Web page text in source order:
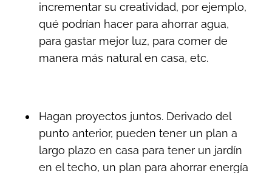
incrementar su creatividad, por ejemplo,
qué podrían hacer para ahorrar agua,
para gastar mejor luz, para comer de
manera más natural en casa, etc.
Hagan proyectos juntos. Derivado del
punto anterior, pueden tener un plan a
largo plazo en casa para tener un jardín
en el techo, un plan para ahorrar energía